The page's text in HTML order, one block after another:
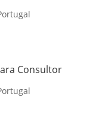
Consultor